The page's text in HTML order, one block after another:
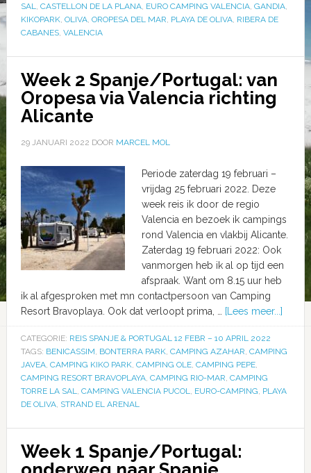
SAL, CASTELLON DE LA PLANA, EURO CAMPING VALENCIA, GANDIA,
KIKOPARK, OLIVA, OROPESA DEL MAR, PLAYA DE OLIVA, RIBERA DE
CABANES, VALENCIA
Week 2 Spanje/Portugal: van
Oropesa via Valencia richting
Alicante
29 JANUARI 2022 DOOR MARCEL MOL
Periode zaterdag 19 februari –
vrijdag 25 februari 2022. Deze
week reis ik door de regio
Valencia en bezoek ik campings
rond Valencia en vlakbij Alicante.
Zaterdag 19 februari 2022: Ook
vanmorgen heb ik al op tijd een
afspraak. Want om 8.15 uur heb
ik al afgesproken met mn contactpersoon van Camping
Resort Bravoplaya. Ook dat verloopt prima, …
[Lees meer...]
CATEGORIE: REIS SPANJE & PORTUGAL 12 FEBR – 10 APRIL 2022
TAGS: BENICASSIM, BONTERRA PARK, CAMPING AZAHAR, CAMPING
JAVEA, CAMPING KIKO PARK, CAMPING OLE, CAMPING PEPE,
CAMPING RESORT BRAVOPLAYA, CAMPING RIO-MAR, CAMPING
TORRE LA SAL, CAMPING VALENCIA PUCOL, EURO-CAMPING, PLAYA
DE OLIVA, STRAND EL ARENAL
Week 1 Spanje/Portugal: